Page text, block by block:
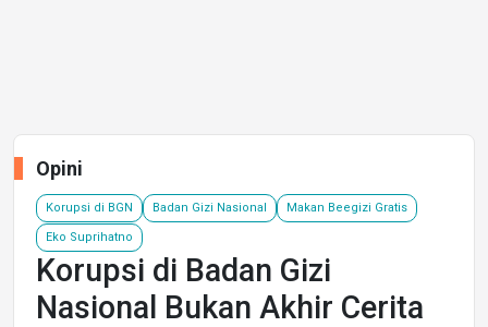
Opini
Korupsi di BGN Badan Gizi Nasional Makan Beegizi Gratis
Eko Suprihatno
Korupsi di Badan Gizi
Nasional Bukan Akhir Cerita